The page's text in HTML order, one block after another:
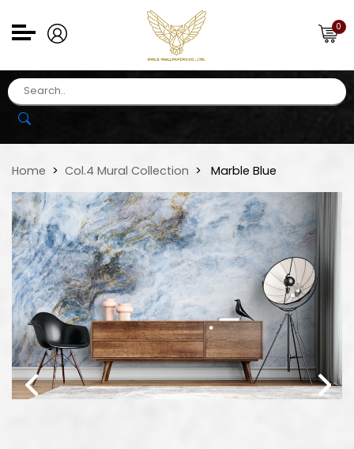
0
Home Col.4 Mural Collection Marble Blue